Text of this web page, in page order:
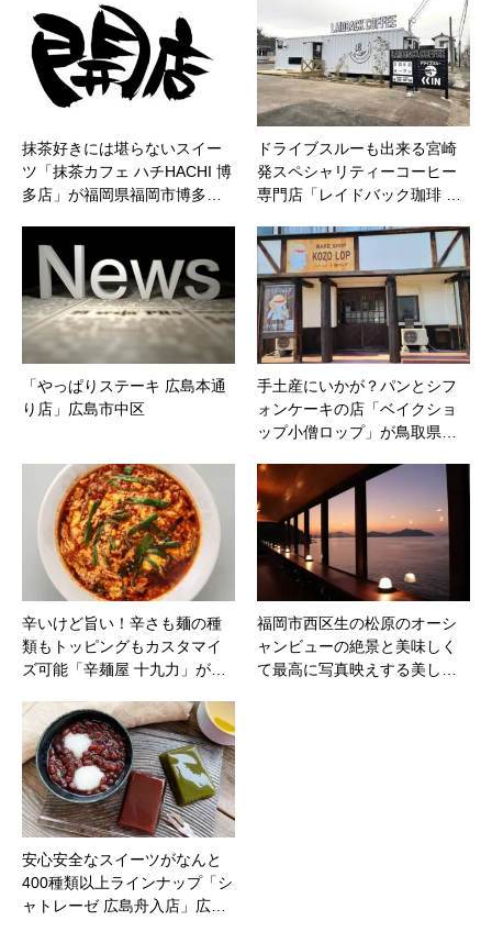
抹茶好きには堪らないスイー
ツ「抹茶カフェ ハチHACHI 博
多店」が福岡県福岡市博多…
ドライブスルーも出来る宮崎
発スペシャリティーコーヒー
専門店「レイドバック珈琲 …
「やっぱりステーキ 広島本通
り店」広島市中区
手土産にいかが？パンとシフ
ォンケーキの店「ベイクショ
ップ小僧ロップ」が鳥取県…
辛いけど旨い！辛さも麺の種
類もトッピングもカスタマイ
ズ可能「辛麺屋 十九力」が…
福岡市西区生の松原のオーシ
ャンビューの絶景と美味しく
て最高に写真映えする美し…
安心安全なスイーツがなんと
400種類以上ラインナップ「シ
ャトレーゼ 広島舟入店」広…